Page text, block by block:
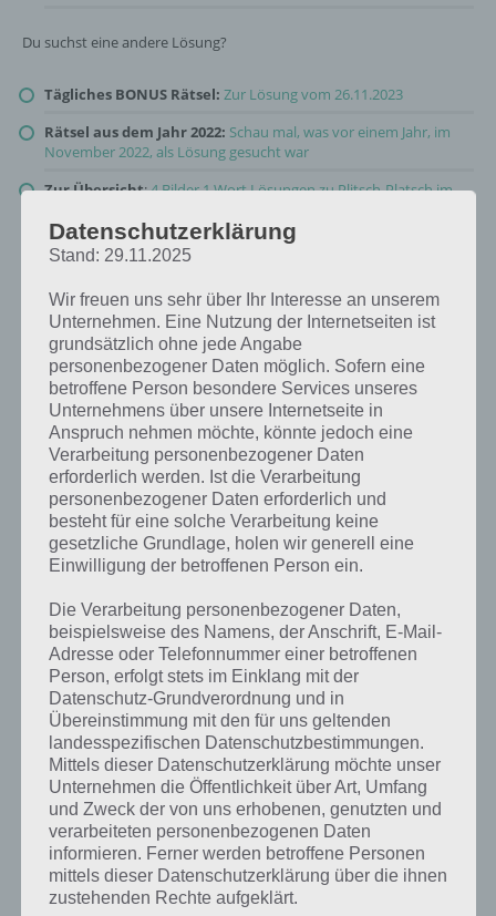
Du suchst eine andere Lösung?
Tägliches BONUS Rätsel: Zur Lösung vom 26.11.2023
Rätsel aus dem Jahr 2022: Schau mal, was vor einem Jahr, im
November 2022, als Lösung gesucht war
Zur Übersicht:4 Bilder 1 Wort Lösungen zu Plitsch-Platsch im
Kurze Begriffserklärung zur Lösung
Strudel
Strudel ist die Lösung für das tägliche Rätsel am 26.11.2023 in 4 Bilder
1 Wort, doch welche Bedeutung hat dieses eigentlich und was gibt es
Datenschutzerklärung
Stand: 29.11.2025
Wir freuen uns sehr über Ihr Interesse an unserem
Unternehmen. Eine Nutzung der Internetseiten ist
grundsätzlich ohne jede Angabe
personenbezogener Daten möglich. Sofern eine
betroffene Person besondere Services unseres
Unternehmens über unsere Internetseite in
Anspruch nehmen möchte, könnte jedoch eine
Verarbeitung personenbezogener Daten
erforderlich werden. Ist die Verarbeitung
personenbezogener Daten erforderlich und
besteht für eine solche Verarbeitung keine
gesetzliche Grundlage, holen wir generell eine
Einwilligung der betroffenen Person ein.
Die Verarbeitung personenbezogener Daten,
beispielsweise des Namens, der Anschrift, E-Mail-
Adresse oder Telefonnummer einer betroffenen
Person, erfolgt stets im Einklang mit der
Datenschutz-Grundverordnung und in
Übereinstimmung mit den für uns geltenden
landesspezifischen Datenschutzbestimmungen.
Mittels dieser Datenschutzerklärung möchte unser
Unternehmen die Öffentlichkeit über Art, Umfang
und Zweck der von uns erhobenen, genutzten und
verarbeiteten personenbezogenen Daten
informieren. Ferner werden betroffene Personen
mittels dieser Datenschutzerklärung über die ihnen
zustehenden Rechte aufgeklärt.